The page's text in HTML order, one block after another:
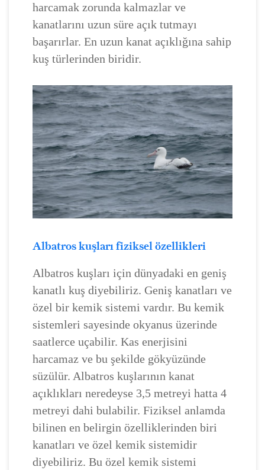
harcamak zorunda kalmazlar ve
kanatlarını uzun süre açık tutmayı
başarırlar. En uzun kanat açıklığına sahip
kuş türlerinden biridir.
Albatros kuşları fiziksel özellikleri
Albatros kuşları için dünyadaki en geniş
kanatlı kuş diyebiliriz. Geniş kanatları ve
özel bir kemik sistemi vardır. Bu kemik
sistemleri sayesinde okyanus üzerinde
saatlerce uçabilir. Kas enerjisini
harcamaz ve bu şekilde gökyüzünde
süzülür. Albatros kuşlarının kanat
açıklıkları neredeyse 3,5 metreyi hatta 4
metreyi dahi bulabilir. Fiziksel anlamda
bilinen en belirgin özelliklerinden biri
kanatları ve özel kemik sistemidir
diyebiliriz. Bu özel kemik sistemi